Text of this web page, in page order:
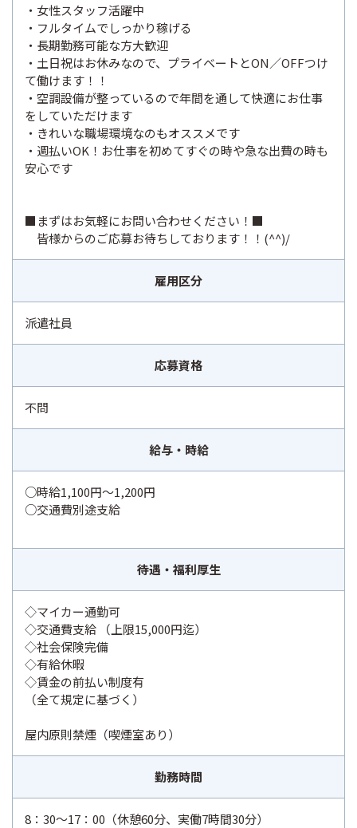
・女性スタッフ活躍中
・フルタイムでしっかり稼げる
・長期勤務可能な方大歓迎
・土日祝はお休みなので、プライベートとON／OFFつけ
て働けます！！
・空調設備が整っているので年間を通して快適にお仕事
をしていただけます
・きれいな職場環境なのもオススメです
・週払いOK！お仕事を初めてすぐの時や急な出費の時も
安心です
■まずはお気軽にお問い合わせください！■
皆様からのご応募お待ちしております！！(^^)/
雇用区分
派遣社員
応募資格
不問
給与・時給
○時給1,100円～1,200円
○交通費別途支給
待遇・福利厚生
◇マイカー通勤可
◇交通費支給 （上限15,000円迄）
◇社会保険完備
◇有給休暇
◇賃金の前払い制度有
（全て規定に基づく）
屋内原則禁煙（喫煙室あり）
勤務時間
8：30～17：00（休憩60分、実働7時間30分）